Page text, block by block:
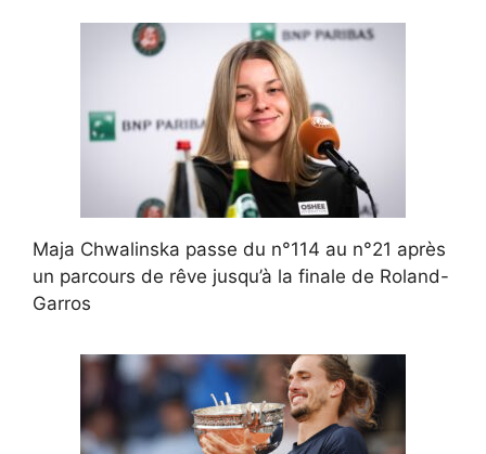
Maja Chwalinska passe du n°114 au n°21 après
un parcours de rêve jusqu’à la finale de Roland-
Garros